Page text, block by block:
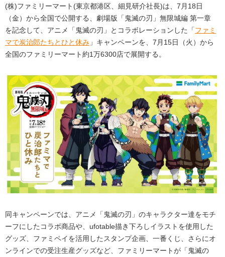
(株)ファミリーマート(東京都港区、細見研介社長)は、7月18日
（金）から全国で公開する、劇場版「鬼滅の刃」無限城編 第一章
を記念して、アニメ「鬼滅の刃」とコラボレーションした「ファミ
マで炭治郎たちとひと休み 」キャンペーンを、7月15日（火）から
全国のファミリーマート約1万6300店で展開する。
同キャンペーンでは、アニメ「鬼滅の刃」のキャラクター達をモチ
ーフにしたコラボ商品や、ufotable描き下ろしイラストを使用した
グッズ、ファミペイを活用したスタンプ企画、一番くじ、さらにオ
ンラインでの受注生産グッズなど、ファミリーマートが「鬼滅の